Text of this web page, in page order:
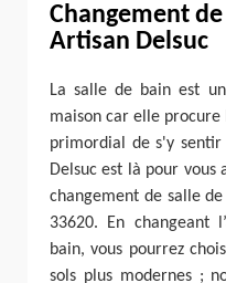
Changement
Artisan Delsuc
La salle de bain est
maison car elle
primordial de s'y
Delsuc est là pour
changement de salle
33620. En changeant
bain, vous pourrez
sols plus modernes ;